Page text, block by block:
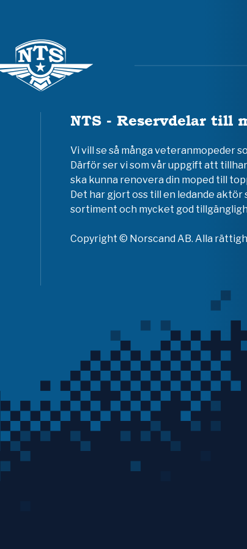
NTS - Reservdelar till
Vi vill se så många veteranmopeder
Därför ser vi som vår uppgift att
ska kunna renovera din moped till
Det har gjort oss till en ledande
sortiment och mycket god
Copyright © Norscand AB. Alla